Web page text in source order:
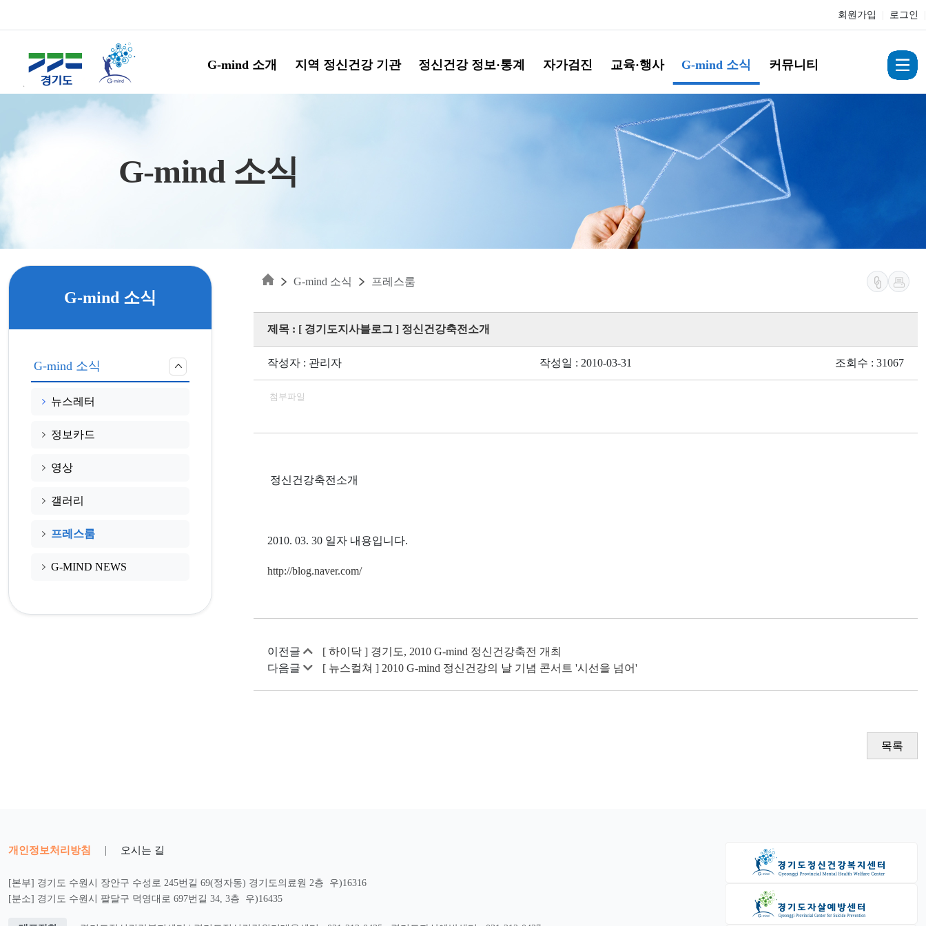
회원가입 로그인
G-mind 소개 지역 정신건강 기관 정신건강 정보·통계 자가검진 교육·행사 G-mind 소식 커뮤니티
G-mind 소식
G-mind 소식
G-mind 소식
뉴스레터
정보카드
영상
갤러리
프레스룸
G-MIND NEWS
G-mind 소식 프레스룸
제목 : [ 경기도지사블로그 ] 정신건강축전소개
작성자 : 관리자 작성일 : 2010-03-31 조회수 : 31067
첨부파일
정신건강축전소개
2010. 03. 30 일자 내용입니다.
http://blog.naver.com/
이전글
[ 하이닥 ] 경기도, 2010 G-mind 정신건강축전 개최
다음글
[ 뉴스컬쳐 ] 2010 G-mind 정신건강의 날 기념 콘서트 '시선을 넘어'
목록
개인정보처리방침 | 오시는 길
[본부] 경기도 수원시 장안구 수성로 245번길 69(정자동) 경기도의료원 2층 우)16316
[분소] 경기도 수원시 팔달구 덕영대로 697번길 34, 3층 우)16435